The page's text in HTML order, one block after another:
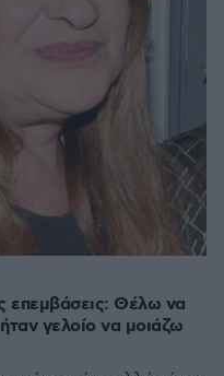
επεμβάσεις: Θέλω να
γελοίο να μοιάζω